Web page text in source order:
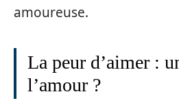
amoureuse.
La peur d’aimer :
l’amour ?